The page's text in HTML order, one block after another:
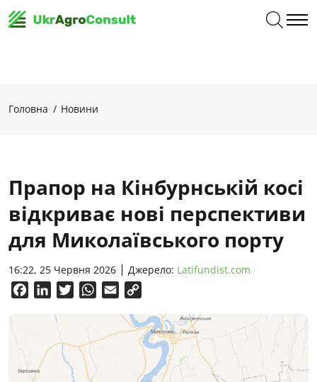
Головна Новини
Прапор на Кінбурнській косі
відкриває нові перспективи
для Миколаївського порту
16:22, 25 Червня 2026 Джерело: Latifundist.com
FacebookLinkedInTwitterWhatsApp
Email